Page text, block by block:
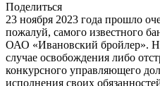
Поделиться
23 ноября 2023 года прошло
пожалуй, самого известного
ОАО «Ивановский бройлер».
случае освобождения либо
конкурсного управляющего
исполнения своих